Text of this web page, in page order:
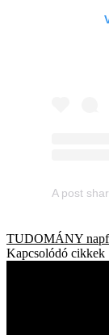
TUDOMÁNY
Kapcsolódó cikkek